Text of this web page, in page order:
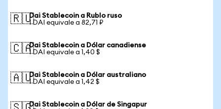
🇷🇺Dai Stablecoin a Rublo ruso
1 DAI equivale a 82,71 ₽
🇨🇦Dai Stablecoin a Dólar canadiense
1 DAI equivale a 1,40 $
🇦🇺Dai Stablecoin a Dólar australiano
1 DAI equivale a 1,42 $
Dai Stablecoin a Dólar de Singapur